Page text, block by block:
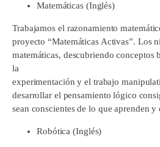
Matemáticas (Inglés)
Trabajamos el razonamiento
proyecto “Matemáticas Activas”. Los
matemáticas, descubriendo conceptos
la
experimentación y el trabajo
desarrollar el pensamiento lógico
sean conscientes de lo que aprenden
Robótica (Inglés)